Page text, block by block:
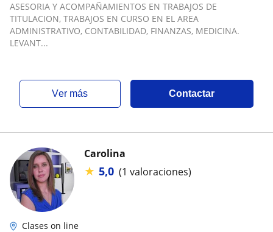
ASESORIA Y ACOMPAÑAMIENTOS EN TRABAJOS DE
TITULACION, TRABAJOS EN CURSO EN EL AREA
ADMINISTRATIVO, CONTABILIDAD, FINANZAS, MEDICINA.
LEVANT...
ver más Contactar
Carolina
★ 5,0 (1 valoraciones)
Clases on line